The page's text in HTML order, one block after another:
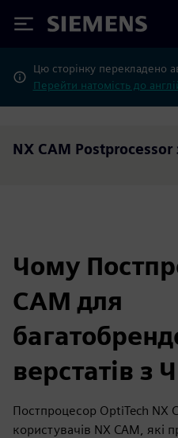
Siemens
Цю сторінку перекладено
Перейти натомість до
NX CAM
Чому
CAM для
верстатів з
Постпроцесор OptiTech NX
користувачів NX CAM, які